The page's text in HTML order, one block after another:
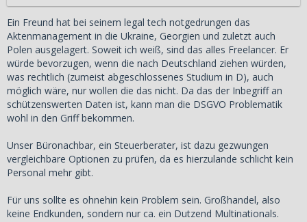
Ein Freund hat bei seinem legal tech notgedrungen das
Aktenmanagement in die Ukraine, Georgien und zuletzt auch
Polen ausgelagert. Soweit ich weiß, sind das alles Freelancer. Er
würde bevorzugen, wenn die nach Deutschland ziehen würden,
was rechtlich (zumeist abgeschlossenes Studium in D), auch
möglich wäre, nur wollen die das nicht. Da das der Inbegriff an
schützenswerten Daten ist, kann man die DSGVO Problematik
wohl in den Griff bekommen.
Unser Büronachbar, ein Steuerberater, ist dazu gezwungen
vergleichbare Optionen zu prüfen, da es hierzulande schlicht kein
Personal mehr gibt.
Für uns sollte es ohnehin kein Problem sein. Großhandel, also
keine Endkunden, sondern nur ca. ein Dutzend Multinationals.